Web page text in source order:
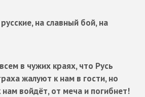
на славный бой, на
в чужих краях, что Русь
жалуют к нам в гости, но
нам войдёт, от меча и погибнет!